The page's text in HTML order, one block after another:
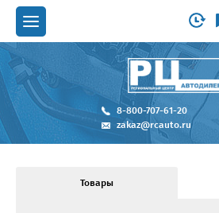
8-800-707-61-20
zakaz@rcauto.ru
Товары